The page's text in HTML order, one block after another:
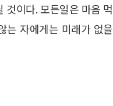
것이다. 모든일은 마음 먹
는 자에게는 미래가 없을